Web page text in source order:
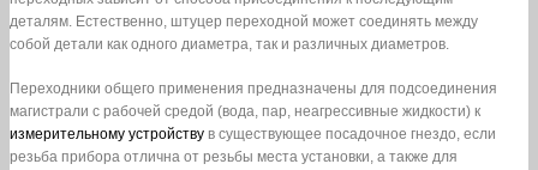
деталям. Естественно, штуцер переходной может соединять между
собой детали как одного диаметра, так и различных диаметров.
Переходники общего применения предназначены для подсоединения
магистрали с рабочей средой (вода, пар, неагрессивные жидкости) к
измерительному устройству в существующее посадочное гнездо, если
резьба прибора отлична от резьбы места установки, а также для